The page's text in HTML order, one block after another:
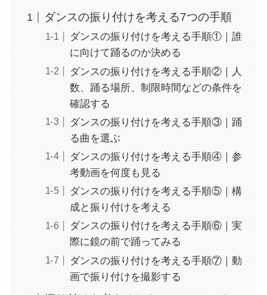
ダンスの振り付けを考える7つの手順
ダンスの振り付けを考える手順①｜誰
に向けて踊るのか決める
ダンスの振り付けを考える手順②｜人
数、踊る場所、制限時間などの条件を
確認する
ダンスの振り付けを考える手順③｜踊
る曲を選ぶ
ダンスの振り付けを考える手順④｜参
考動画を何度も見る
ダンスの振り付けを考える手順⑤｜構
成と振り付けを考える
ダンスの振り付けを考える手順⑥｜実
際に鏡の前で踊ってみる
ダンスの振り付けを考える手順⑦｜動
画で振り付けを撮影する